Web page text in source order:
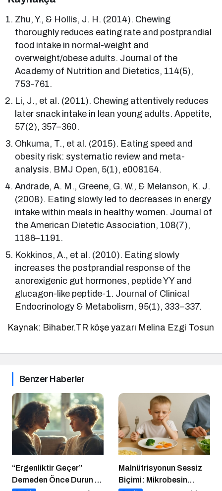
Zhu, Y., & Hollis, J. H. (2014). Chewing
thoroughly reduces eating rate and postprandial
food intake in normal-weight and
overweight/obese adults. Journal of the
Academy of Nutrition and Dietetics, 114(5),
753-761.
Li, J., et al. (2011). Chewing attentively reduces
later snack intake in lean young adults. Appetite,
57(2), 357–360.
Ohkuma, T., et al. (2015). Eating speed and
obesity risk: systematic review and meta-
analysis. BMJ Open, 5(1), e008154.
Andrade, A. M., Greene, G. W., & Melanson, K. J.
(2008). Eating slowly led to decreases in energy
intake within meals in healthy women. Journal of
the American Dietetic Association, 108(7),
1186–1191.
Kokkinos, A., et al. (2010). Eating slowly
increases the postprandial response of the
anorexigenic gut hormones, peptide YY and
glucagon-like peptide-1. Journal of Clinical
Endocrinology & Metabolism, 95(1), 333–337.
Kaynak: Bihaber.TR köşe yazarı Melina Ezgi Tosun
Benzer Haberler
“Ergenliktir Geçer”
Demeden Önce Durun ve
Malnütrisyonun Sessiz
Biçimi: Mikrobesin